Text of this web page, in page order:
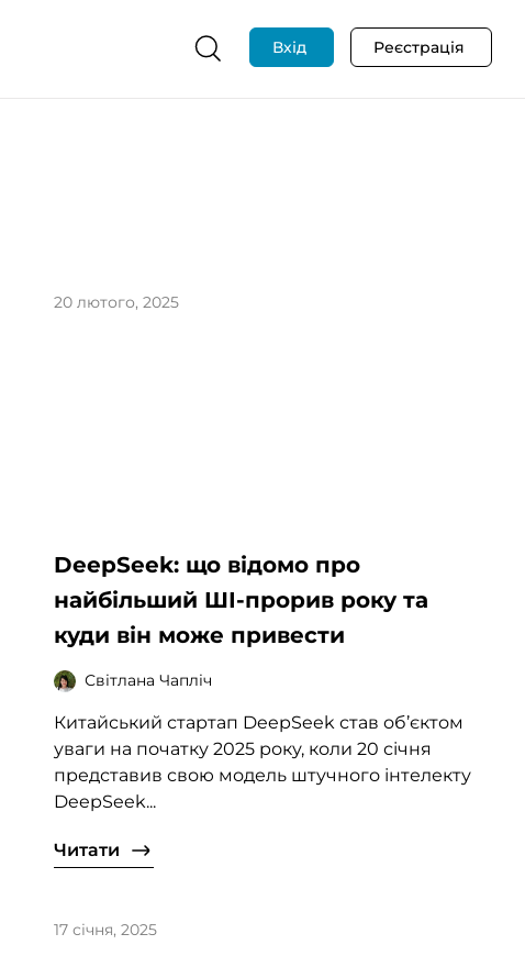
Вхід Реєстрація
20 лютого, 2025
DeepSeek: що відомо про
найбільший ШІ-прорив року та
куди він може привести
Світлана Чапліч
Китайський стартап DeepSeek став об’єктом
уваги на початку 2025 року, коли 20 січня
представив свою модель штучного інтелекту
DeepSeek...
Читати
17 січня, 2025